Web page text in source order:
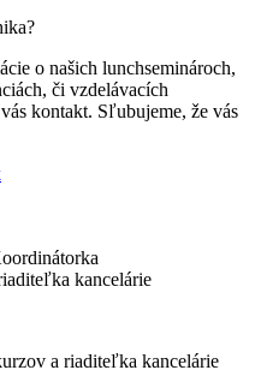
o našich lunchseminároch,
či vzdelávacích
kontakt. Sľubujeme, že vás
a riaditeľka kancelárie